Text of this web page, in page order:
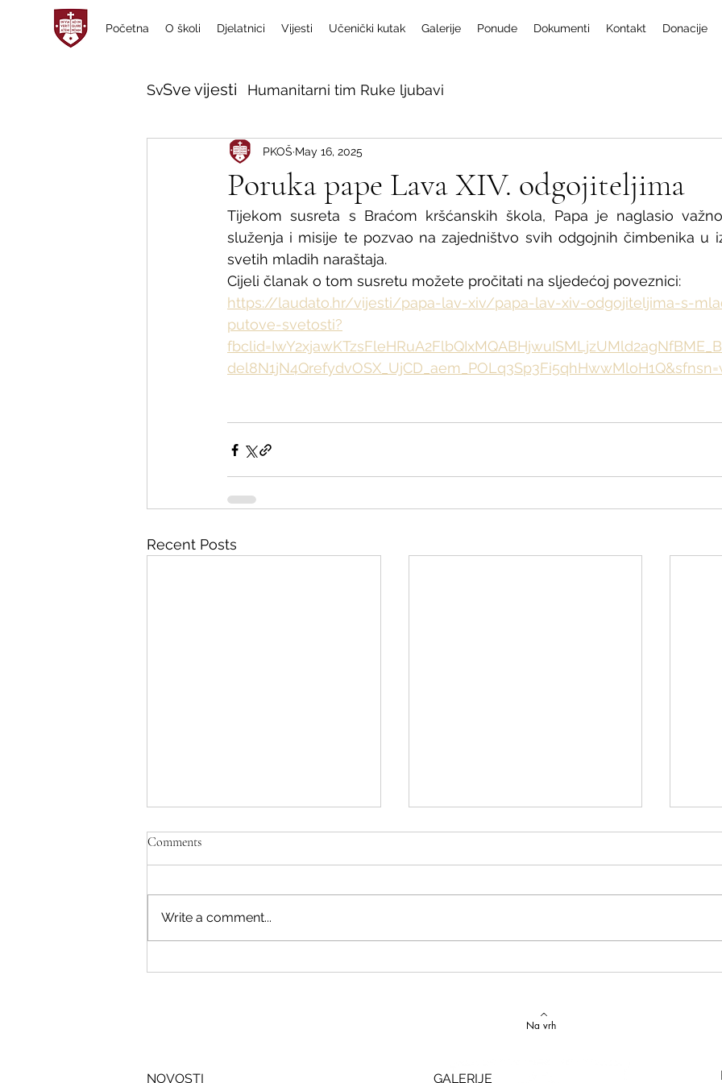
Početna O školi Djelatnici Vijesti Učenički kutak Galerije Ponude Dokumenti Kontakt Donacije
Sve vijesti Humanitarni tim Ruke ljubavi
Poruka pape Lava XIV. odgojiteljima
PKOŠ May 16, 2025
Tijekom susreta s Braćom kršćanskih škola, Papa je naglasio
služenja i misije te pozvao na zajedništvo svih odgojnih čimbenika u
svetih mladih naraštaja.
Cijeli članak o tom susretu možete pročitati na sljedećoj poveznici:
https://laudato.hr/vijesti/papa-lav-xiv/papa-lav-xiv-odgojiteljima-s-
putove-svetosti?
Recent Posts
Comments
Write a comment...
Sve vijesti
Na vrh
NOVOSTI GALERIJE